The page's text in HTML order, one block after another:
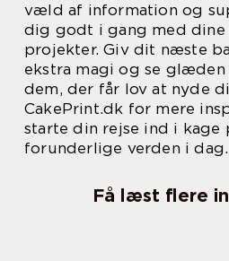
væld af information og
dig godt i gang med dine
projekter. Giv dit næste
ekstra magi og se glæden
dem, der får lov at nyde
CakePrint.dk for mere
starte din rejse ind i kage
forunderlige verden i dag.
Få læst flere